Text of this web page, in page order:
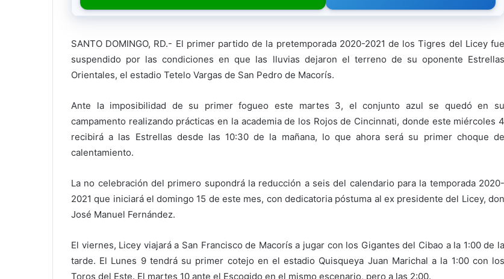
SANTO DOMINGO, RD.- El primer partido de la pretemporada 2020-2021 de los Tigres del Licey fue
suspendido por las condiciones en que las lluvias dejaron el terreno de su oponente Estrellas
Orientales, el estadio Tetelo Vargas de San Pedro de Macorís.
Ante la imposibilidad de su primer fogueo este martes 3, el conjunto azul se quedó en su
campamento realizando prácticas en la academia de los Rojos de Cincinnati, donde este miércoles 4
recibirá a las Estrellas desde las 10:30 de la mañana, lo que ahora será su primer choque de
calentamiento.
La no celebración del primero supondrá la reducción a seis del calendario para la temporada 2020-
2021 que iniciará el domingo 15 de este mes, con dedicatoria póstuma al ex presidente del Licey, don
José Manuel Fernández.
El viernes, Licey viajará a San Francisco de Macorís a jugar con los Gigantes del Cibao a la 1:00 de la
tarde. El Lunes 9 tendrá su primer cotejo en el estadio Quisqueya Juan Marichal a la 1:00 con los
Toros del Este. El martes 10 ante el Escogido en el mismo escenario, pero a las 2:00.